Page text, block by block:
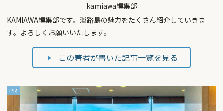
kamiawa編集部
KAMIAWA編集部です。淡路島の魅力をたくさん紹介していきま
す。よろしくお願いいたします。
この著者が書いた記事一覧を見る